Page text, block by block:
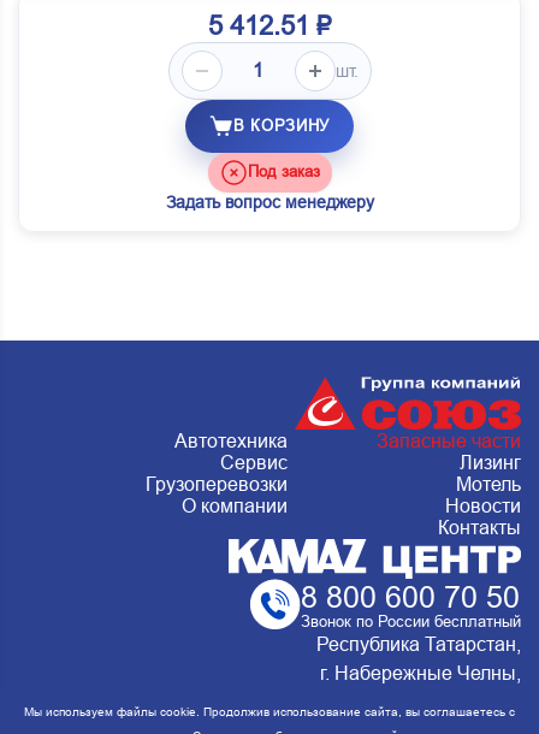
5 412.51 ₽
шт.
В КОРЗИНУ
Под заказ
Задать вопрос менеджеру
Автотехника
Запасные части
Сервис
Лизинг
Грузоперевозки
Мотель
О компании
Новости
Контакты
8 800 600 70 50
Звонок по России бесплатный
Республика Татарстан,
г. Набережные Челны,
Металлургическая 15, стр.2 Сервис:
Мы используем файлы cookie. Продолжив использование сайта, вы соглашаетесь с